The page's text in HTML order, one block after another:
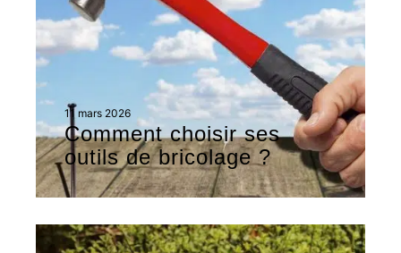
11 mars 2026
Comment choisir ses
outils de bricolage ?